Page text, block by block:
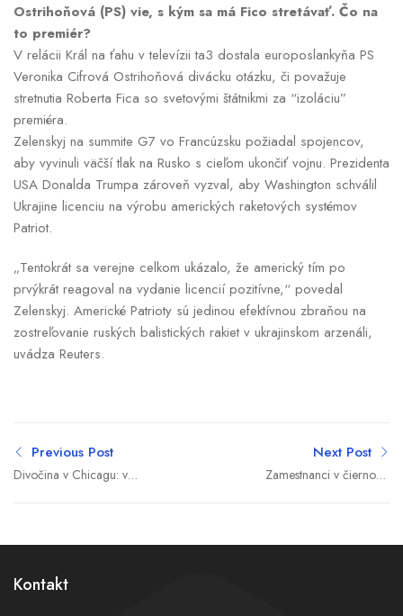
Ostrihoňová (PS) vie, s kým sa má Fico stretávať. Čo na
to premiér?
V relácii Král na ťahu v televízii ta3 dostala europoslankyňa PS
Veronika Cifrová Ostrihoňová divácku otázku, či považuje
stretnutia Roberta Fica so svetovými štátnikmi za “izoláciu”
premiéra.
Zelenskyj na summite G7 vo Francúzsku požiadal spojencov,
aby vyvinuli väčší tlak na Rusko s cieľom ukončiť vojnu. Prezidenta
USA Donalda Trumpa zároveň vyzval, aby Washington schválil
Ukrajine licenciu na výrobu amerických raketových systémov
Patriot.
„Tentokrát sa verejne celkom ukázalo, že americký tím po
prvýkrát reagoval na vydanie licencií pozitívne,“ povedal
Zelenskyj. Americké Patrioty sú jedinou efektívnou zbraňou na
zostreľovanie ruských balistických rakiet v ukrajinskom arzenáli,
uvádza Reuters.
Previous Post
Divočina v Chicagu: v
Next Post
Zamestnanci v čiernom,
Kontakt